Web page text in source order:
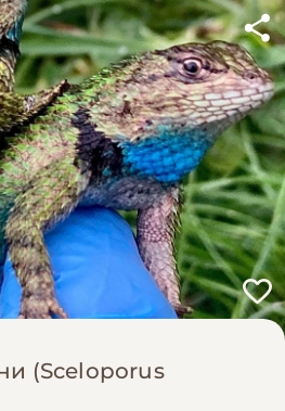
(Sceloporus